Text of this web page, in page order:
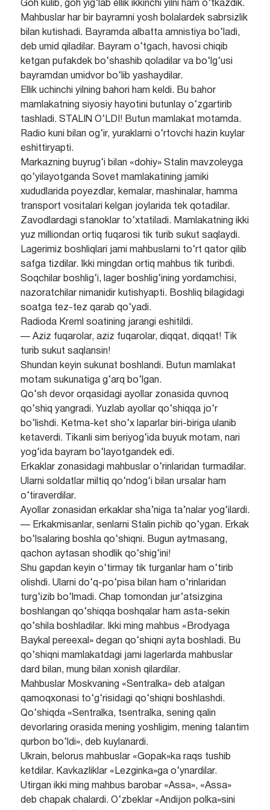
Goh kulib, goh yig‘lab ellik ikkinchi yilni ham o‘tkazdik.
Mahbuslar har bir bayramni yosh bolalardek sabrsizlik
bilan kutishadi. Bayramda albatta amnistiya bo‘ladi,
deb umid qiladilar. Bayram o‘tgach, havosi chiqib
ketgan pufakdek bo‘shashib qoladilar va bo‘lg‘usi
bayramdan umidvor bo‘lib yashaydilar.
Ellik uchinchi yilning bahori ham keldi. Bu bahor
mamlakatning siyosiy hayotini butunlay o‘zgartirib
tashladi. STALIN O‘LDI! Butun mamlakat motamda.
Radio kuni bilan og‘ir, yuraklarni o‘rtovchi hazin kuylar
eshittiryapti.
Markazning buyrug‘i bilan «dohiy» Stalin mavzoleyga
qo‘yilayotganda Sovet mamlakatining jamiki
xududlarida poyezdlar, kemalar, mashinalar, hamma
transport vositalari kelgan joylarida tek qotadilar.
Zavodlardagi stanoklar to‘xtatiladi. Mamlakatning ikki
yuz milliondan ortiq fuqarosi tik turib sukut saqlaydi.
Lagerimiz boshliqlari jami mahbuslarni to‘rt qator qilib
safga tizdilar. Ikki mingdan ortiq mahbus tik turibdi.
Soqchilar boshlig‘i, lager boshlig‘ining yordamchisi,
nazoratchilar nimanidir kutishyapti. Boshliq bilagidagi
soatga tez-tez qarab qo‘yadi.
Radioda Kreml soatining jarangi eshitildi.
— Aziz fuqarolar, aziz fuqarolar, diqqat, diqqat! Tik
turib sukut saqlansin!
Shundan keyin sukunat boshlandi. Butun mamlakat
motam sukunatiga g‘arq bo‘lgan.
Qo‘sh devor orqasidagi ayollar zonasida quvnoq
qo‘shiq yangradi. Yuzlab ayollar qo‘shiqqa jo‘r
bo‘lishdi. Ketma-ket sho‘x laparlar biri-biriga ulanib
ketaverdi. Tikanli sim beriyog‘ida buyuk motam, nari
yog‘ida bayram bo‘layotgandek edi.
Erkaklar zonasidagi mahbuslar o‘rinlaridan turmadilar.
Ularni soldatlar miltiq qo‘ndog‘i bilan ursalar ham
o‘tiraverdilar.
Ayollar zonasidan erkaklar sha’niga ta’nalar yog‘ilardi.
— Erkakmisanlar, senlarni Stalin pichib qo‘ygan. Erkak
bo‘lsalaring boshla qo‘shiqni. Bugun aytmasang,
qachon aytasan shodlik qo‘shig‘ini!
Shu gapdan keyin o‘tirmay tik turganlar ham o‘tirib
olishdi. Ularni do‘q-po‘pisa bilan ham o‘rinlaridan
turg‘izib bo‘lmadi. Chap tomondan jur’atsizgina
boshlangan qo‘shiqqa boshqalar ham asta-sekin
qo‘shila boshladilar. Ikki ming mahbus «Brodyaga
Baykal pereexal» degan qo‘shiqni ayta boshladi. Bu
qo‘shiqni mamlakatdagi jami lagerlarda mahbuslar
dard bilan, mung bilan xonish qilardilar.
Mahbuslar Moskvaning «Sentralka» deb atalgan
qamoqxonasi to‘g‘risidagi qo‘shiqni boshlashdi.
Qo‘shiqda «Sentralka, tsentralka, sening qalin
devorlaring orasida mening yoshligim, mening talantim
qurbon bo‘ldi», deb kuylanardi.
Ukrain, belorus mahbuslar «Gopak»ka raqs tushib
ketdilar. Kavkazliklar «Lezginka»ga o‘ynardilar.
Utirgan ikki ming mahbus barobar «Assa», «Assa»
deb chapak chalardi. O‘zbeklar «Andijon polka»sini